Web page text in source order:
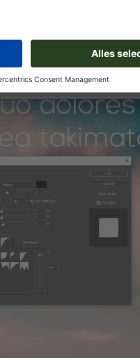
Stel vervolgens een afstand
moet er rondom de
De schaduw moet nu